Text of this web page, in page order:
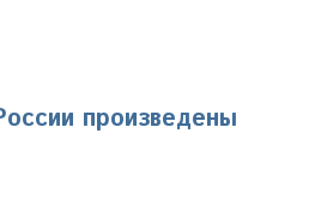
произведены